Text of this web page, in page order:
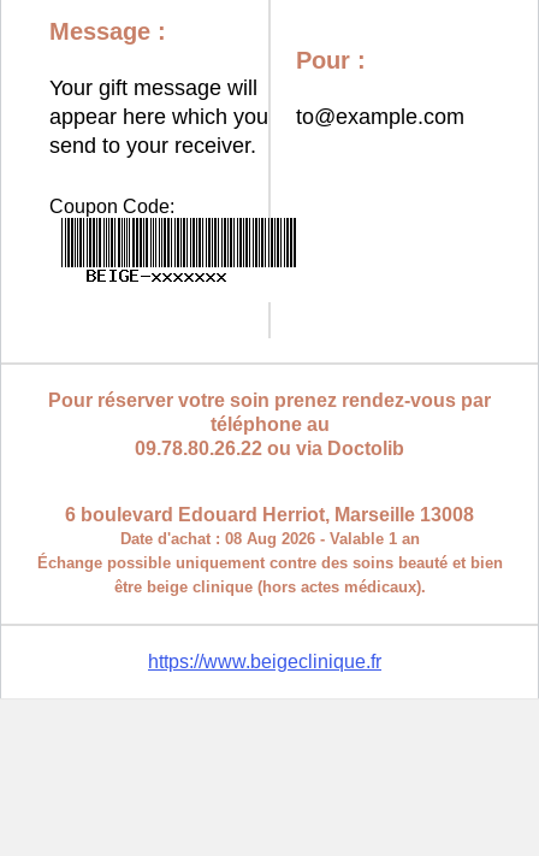
Message :
Your gift message will
appear here which you
send to your receiver.
Coupon Code:
Pour :
to@example.com
Pour réserver votre soin prenez rendez-vous par
téléphone au
09.78.80.26.22 ou via Doctolib
6 boulevard Edouard Herriot, Marseille 13008
Date d'achat : 08 Aug 2026 - Valable 1 an
Échange possible uniquement contre des soins beauté et bien
être beige clinique (hors actes médicaux).
https://www.beigeclinique.fr